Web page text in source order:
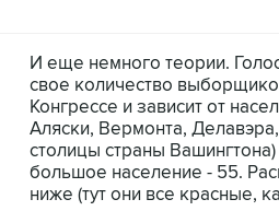
И еще немного теории.
свое количество
Конгрессе и зависит от
Аляски, Вермонта,
столицы страны
большое население - 55.
ниже (тут они все красные,